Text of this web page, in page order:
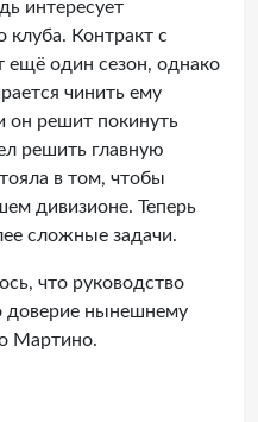
интересует
клуба. Контракт с
ещё один сезон, однако
чинить ему
он решит покинуть
решить главную
в том, чтобы
дивизионе. Теперь
сложные задачи.
что руководство
доверие нынешнему
Мартино.